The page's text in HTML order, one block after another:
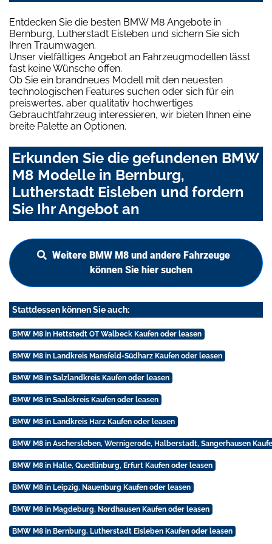
Entdecken Sie die besten BMW M8 Angebote in
Bernburg, Lutherstadt Eisleben und sichern Sie sich
Ihren Traumwagen.
Unser vielfältiges Angebot an Fahrzeugmodellen lässt
fast keine Wünsche offen.
Ob Sie ein brandneues Modell mit den neuesten
technologischen Features suchen oder sich für ein
preiswertes, aber qualitativ hochwertiges
Gebrauchtfahrzeug interessieren, wir bieten Ihnen eine
breite Palette an Optionen.
Erkunden Sie die gefundenen BMW
M8 Modelle in Bernburg,
Lutherstadt Eisleben und fordern
Sie Ihr Angebot an
Weitere BMW M8 und andere Fahrzeuge
können Sie hier suchen
Stattdessen können Sie auch:
BMW M8 in Hettstedt OT Walbeck Kaufen oder leasen
BMW M8 in Landkreis Mansfeld-Südharz Kaufen oder leasen
BMW M8 in Salzlandkreis Kaufen oder leasen
BMW M8 in Saalekreis Kaufen oder leasen
BMW M8 in Landkreis Harz Kaufen oder leasen
BMW M8 in Aschersleben, Wernigerode, Halberstadt, Sangerhausen
BMW M8 in Halle, Quedlinburg, Erfurt Kaufen oder leasen
BMW M8 in Leipzig, Nauenburg Kaufen oder leasen
BMW M8 in Magdeburg, Nordhausen Kaufen oder leasen
BMW M8 in Bernburg, Lutherstadt Eisleben Kaufen oder leasen